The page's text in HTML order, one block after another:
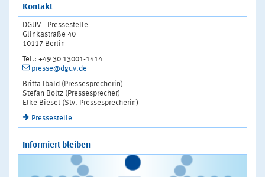
Kontakt
DGUV - Pressestelle
Glinkastraße 40
10117 Berlin
Tel.: +49 30 13001-1414
presse@dguv.de
Britta Ibald (Pressesprecherin)
Stefan Boltz (Pressesprecher)
Elke Biesel (Stv. Pressesprecherin)
Pressestelle
Informiert bleiben